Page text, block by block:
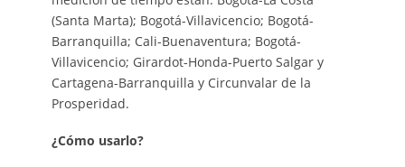
(Santa Marta); Bogotá-Villavicencio; Bogotá-
Barranquilla; Cali-Buenaventura; Bogotá-
Villavicencio; Girardot-Honda-Puerto Salgar y
Cartagena-Barranquilla y Circunvalar de la
Prosperidad.
¿Cómo usarlo?